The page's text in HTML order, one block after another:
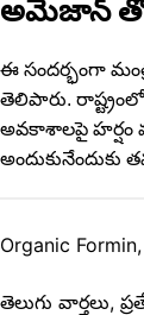
అమెజాన్ తో
ఈ సందర్భంగా
తెలిపారు.
అవకాశాలపై హర్షం
Organic
తెలుగు వార్తలు,